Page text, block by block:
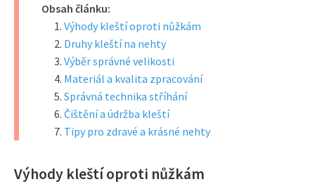
Obsah článku:
Výhody kleští oproti nůžkám
Druhy kleští na nehty
Výběr správné velikosti
Materiál a kvalita zpracování
Správná technika stříhání
Čištění a údržba kleští
Tipy pro zdravé a krásné nehty
Výhody kleští oproti nůžkám